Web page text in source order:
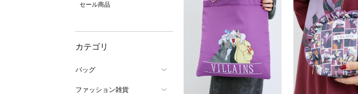
セール商品
カテゴリ
バッグ
ファッション雑貨